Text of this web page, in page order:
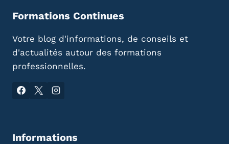
Formations Continues
Votre blog d'informations, de conseils et
d'actualités autour des formations
professionnelles.
Informations